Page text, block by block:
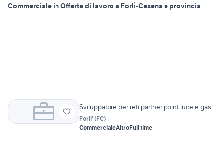
Commerciale in Offerte di lavoro a Forlì-Cesena e provincia
Sviluppatore per reti partner point luce e gas
Forli' (FC)
CommercialeAltroFull time